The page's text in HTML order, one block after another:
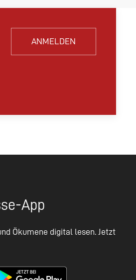
ANMELDEN
App
Ökumene digital lesen. Jetzt